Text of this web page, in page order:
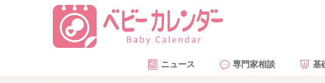
ニュース 専門家相談 基